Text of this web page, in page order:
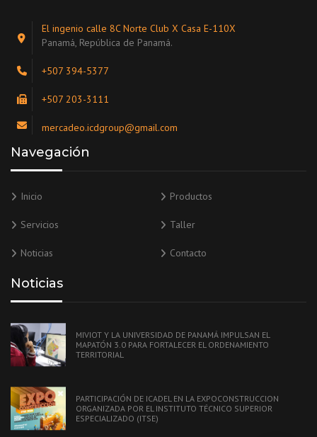
El ingenio calle 8C Norte Club X Casa E-110X
Panamá, República de Panamá.
+507 394-5377
+507 203-3111
mercadeo.icdgroup@gmail.com
Navegación
Inicio Productos
Servicios Taller
Noticias Contacto
Noticias
MIVIOT Y LA UNIVERSIDAD DE PANAMÁ IMPULSAN EL
MAPATÓN 3.0 PARA FORTALECER EL ORDENAMIENTO
TERRITORIAL
PARTICIPACIÓN DE ICADEL EN LA EXPOCONSTRUCCION
ORGANIZADA POR EL INSTITUTO TÉCNICO SUPERIOR
ESPECIALIZADO (ITSE)